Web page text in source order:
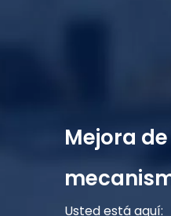
Mejora
Usted está aquí: